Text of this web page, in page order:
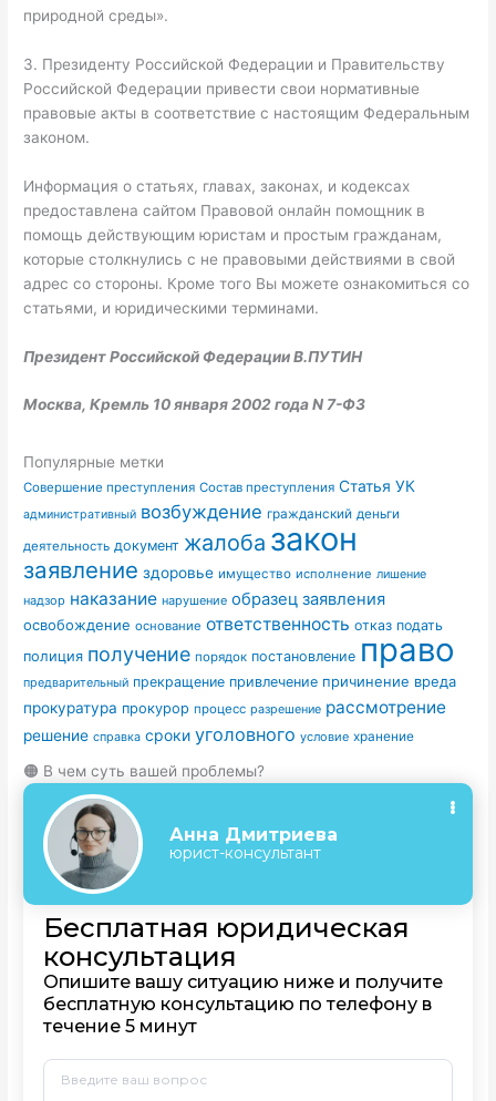
природной среды».
3. Президенту Российской Федерации и Правительству
Российской Федерации привести свои нормативные
правовые акты в соответствие с настоящим Федеральным
законом.
Информация о статьях, главах, законах, и кодексах
предоставлена сайтом Правовой онлайн помощник в
помощь действующим юристам и простым гражданам,
которые столкнулись с не правовыми действиями в свой
адрес со стороны. Кроме того Вы можете ознакомиться со
статьями, и юридическими терминами.
Президент Российской Федерации В.ПУТИН
Москва, Кремль 10 января 2002 года N 7-ФЗ
Популярные метки
Совершение преступления Состав преступления Статья УК
административный возбуждение гражданский деньги
деятельность документ жалоба закон
заявление здоровье имущество исполнение лишение
надзор наказание нарушение образец заявления
освобождение основание ответственность отказ подать
полиция получение порядок постановление право
предварительный прекращение привлечение причинение вреда
прокуратура прокурор процесс разрешение рассмотрение
решение справка сроки уголовного условие хранение
🟠 В чем суть вашей проблемы?